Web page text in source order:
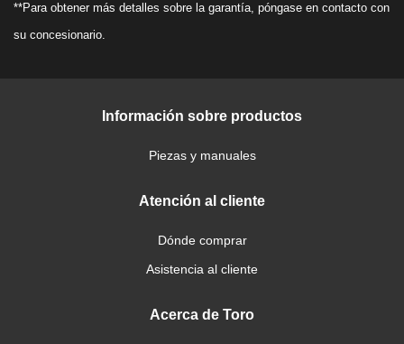
**Para obtener más detalles sobre la garantía, póngase en contacto con
su concesionario.
Información sobre productos
Piezas y manuales
Atención al cliente
Dónde comprar
Asistencia al cliente
Acerca de Toro